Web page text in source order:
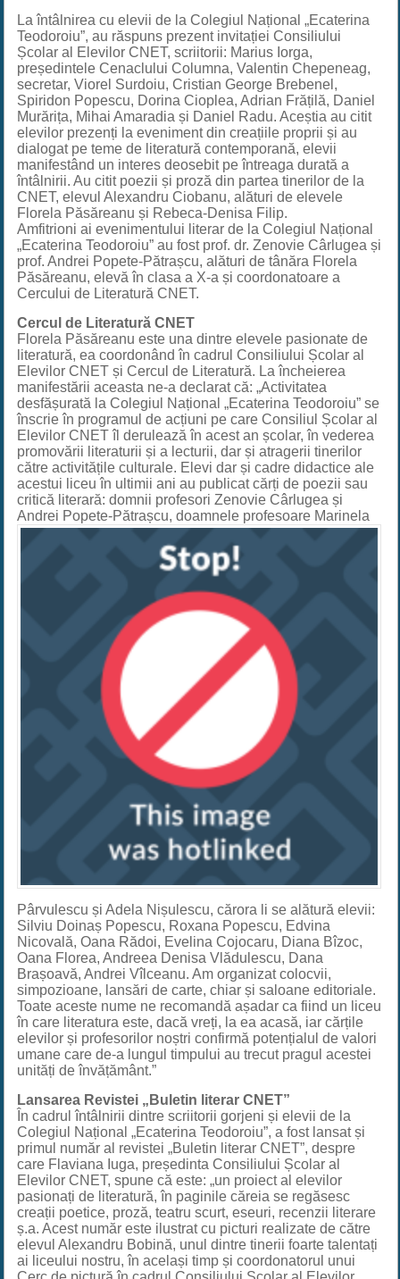
La întâlnirea cu elevii de la Colegiul Național „Ecaterina
Teodoroiu”, au răspuns prezent invitației Consiliului
Școlar al Elevilor CNET, scriitorii: Marius Iorga,
președintele Cenaclului Columna, Valentin Chepeneag,
secretar, Viorel Surdoiu, Cristian George Brebenel,
Spiridon Popescu, Dorina Cioplea, Adrian Frățilă, Daniel
Murărița, Mihai Amaradia și Daniel Radu. Aceștia au citit
elevilor prezenți la eveniment din creațiile proprii și au
dialogat pe teme de literatură contemporană, elevii
manifestând un interes deosebit pe întreaga durată a
întâlnirii. Au citit poezii și proză din partea tinerilor de la
CNET, elevul Alexandru Ciobanu, alături de elevele
Florela Păsăreanu și Rebeca-Denisa Filip.
Amfitrioni ai evenimentului literar de la Colegiul Național
„Ecaterina Teodoroiu” au fost prof. dr. Zenovie Cârlugea și
prof. Andrei Popete-Pătrașcu, alături de tânăra Florela
Păsăreanu, elevă în clasa a X-a și coordonatoare a
Cercului de Literatură CNET.
Cercul de Literatură CNET
Florela Păsăreanu este una dintre elevele pasionate de
literatură, ea coordonând în cadrul Consiliului Școlar al
Elevilor CNET și Cercul de Literatură. La încheierea
manifestării aceasta ne-a declarat că: „Activitatea
desfășurată la Colegiul Național „Ecaterina Teodoroiu” se
înscrie în programul de acțiuni pe care Consiliul Școlar al
Elevilor CNET îl derulează în acest an școlar, în vederea
promovării literaturii și a lecturii, dar și atragerii tinerilor
către activitățile culturale. Elevi dar și cadre didactice ale
acestui liceu în ultimii ani au publicat cărți de poezii sau
critică literară: domnii profesori Zenovie Cârlugea și
Andrei Popete-Pătrașcu, doamnele profesoare Marinela
Pârvulescu și Adela Nișulescu, cărora li se alătură elevii:
Silviu Doinaș Popescu, Roxana Popescu, Edvina
Nicovală, Oana Rădoi, Evelina Cojocaru, Diana Bîzoc,
Oana Florea, Andreea Denisa Vlădulescu, Dana
Brașoavă, Andrei Vîlceanu. Am organizat colocvii,
simpozioane, lansări de carte, chiar și saloane editoriale.
Toate aceste nume ne recomandă așadar ca fiind un liceu
în care literatura este, dacă vreți, la ea acasă, iar cărțile
elevilor și profesorilor noștri confirmă potențialul de valori
umane care de-a lungul timpului au trecut pragul acestei
unități de învățământ.”
Lansarea Revistei „Buletin literar CNET”
În cadrul întâlnirii dintre scriitorii gorjeni și elevii de la
Colegiul Național „Ecaterina Teodoroiu”, a fost lansat și
primul număr al revistei „Buletin literar CNET”, despre
care Flaviana Iuga, președinta Consiliului Școlar al
Elevilor CNET, spune că este: „un proiect al elevilor
pasionați de literatură, în paginile căreia se regăsesc
creații poetice, proză, teatru scurt, eseuri, recenzii literare
ș.a. Acest număr este ilustrat cu picturi realizate de către
elevul Alexandru Bobină, unul dintre tinerii foarte talentați
ai liceului nostru, în același timp și coordonatorul unui